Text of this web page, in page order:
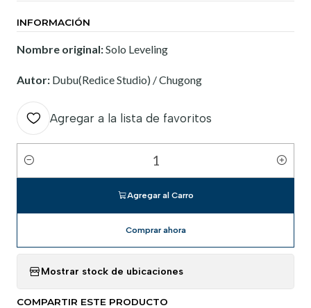
INFORMACIÓN
Nombre original:Solo Leveling
Autor: Dubu(Redice Studio) / Chugong
Agregar a la lista de favoritos
Cantidad
Agregar al Carro
Comprar ahora
Mostrar stock de ubicaciones
COMPARTIR ESTE PRODUCTO